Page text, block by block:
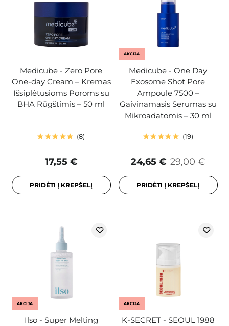
Medicube - Zero Pore
One-day Cream – Kremas
Išsiplėtusioms Poroms su
BHA Rūgštimis – 50 ml
8
17,55 €
PRIDĖTI Į KREPŠELĮ
AKCIJA
Medicube - One Day
Exosome Shot Pore
Ampoule 7500 –
Gaivinamasis Serumas su
Mikroadatomis – 30 ml
19
29,00 €
24,65 €
PRIDĖTI Į KREPŠELĮ
AKCIJA
Ilso - Super Melting
AKCIJA
K-SECRET - SEOUL 1988